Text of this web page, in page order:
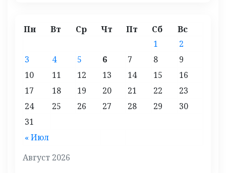
Август 2026
Пн Вт Ср Чт Пт Сб Вс
« Июл
1
2
3
4 5 6 7 8
9
10
11 12 13 14 15
16
17
18 19 20 21 22
23
24
25 26 27 28 29
30
31